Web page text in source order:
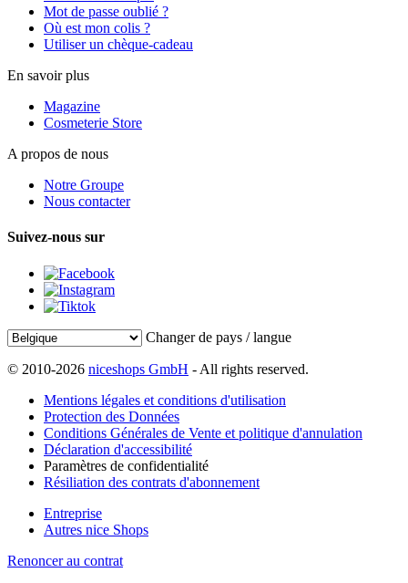
Mot de passe oublié ?
Où est mon colis ?
Utiliser un chèque-cadeau
En savoir plus
Magazine
Cosmeterie Store
A propos de nous
Notre Groupe
Nous contacter
Suivez-nous sur
Changer de pays / langue
© 2010-2026 niceshops GmbH - All rights reserved.
Mentions légales et conditions d'utilisation
Protection des Données
Conditions Générales de Vente et politique d'annulation
Déclaration d'accessibilité
Paramètres de confidentialité
Résiliation des contrats d'abonnement
Entreprise
Autres nice Shops
Renoncer au contrat